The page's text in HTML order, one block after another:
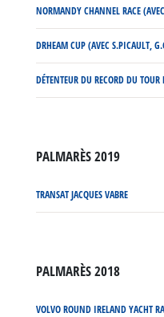
NORMANDY CHANNEL RACE
DRHEAM CUP (AVEC S.PICAULT,
DÉTENTEUR DU RECORD DU
PALMARÈS 2019
TRANSAT JACQUES VABRE
PALMARÈS 2018
VOLVO ROUND IRELAND YACHT